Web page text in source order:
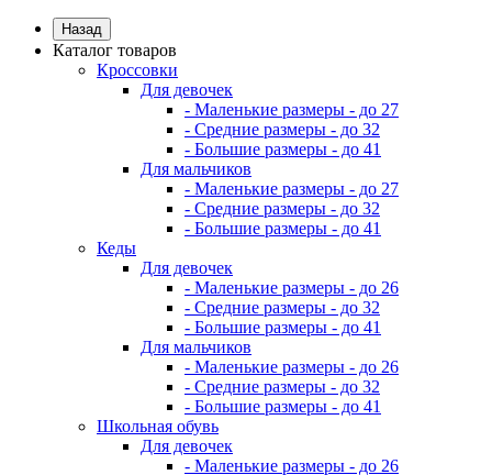
Назад
Каталог товаров
Кроссовки
Для девочек
- Маленькие размеры - до 27
- Средние размеры - до 32
- Большие размеры - до 41
Для мальчиков
- Маленькие размеры - до 27
- Средние размеры - до 32
- Большие размеры - до 41
Кеды
Для девочек
- Маленькие размеры - до 26
- Средние размеры - до 32
- Большие размеры - до 41
Для мальчиков
- Маленькие размеры - до 26
- Средние размеры - до 32
- Большие размеры - до 41
Школьная обувь
Для девочек
- Маленькие размеры - до 26